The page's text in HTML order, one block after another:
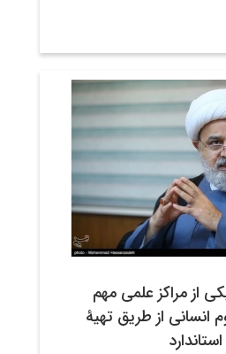
از مراکز علمی مهم
انسانی از طریق تهیۀ